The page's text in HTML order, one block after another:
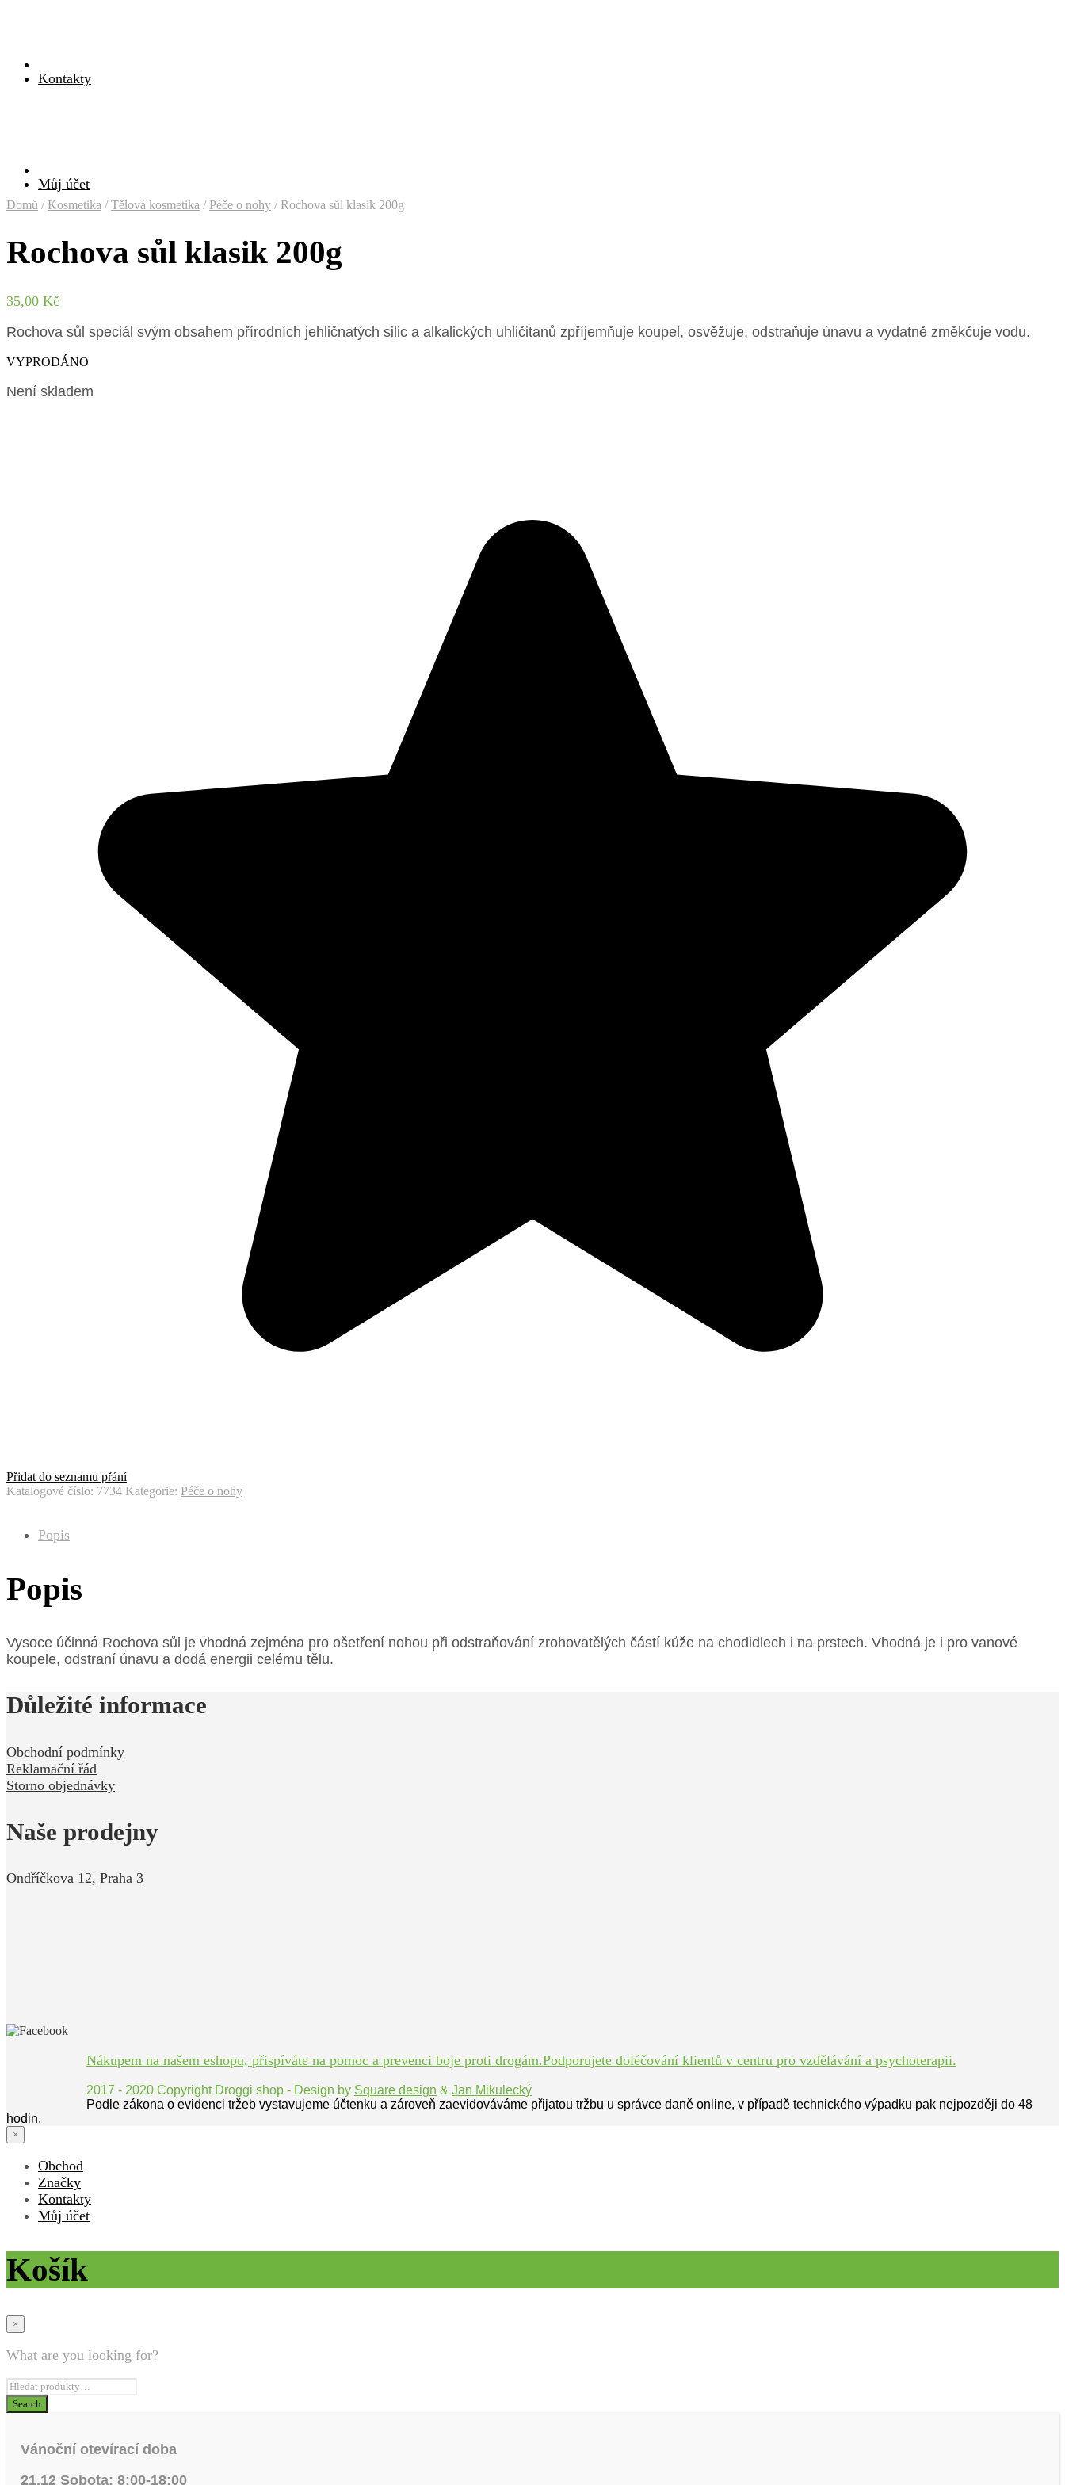
Kontakty
Můj účet
Domů / Kosmetika / Tělová kosmetika / Péče o nohy /Rochova sůl klasik 200g
Rochova sůl klasik 200g
35,00 Kč
Rochova sůl speciál svým obsahem přírodních jehličnatých silic a alkalických uhličitanů zpříjemňuje koupel, osvěžuje, odstraňuje únavu a vydatně změkčuje vodu.
VYPRODÁNO
Není skladem
Přidat do seznamu přání
Katalogové číslo: 7734 Kategorie: Péče o nohy
Popis
Popis
Vysoce účinná Rochova sůl je vhodná zejména pro ošetření nohou při odstraňování zrohovatělých částí kůže na chodidlech i na prstech. Vhodná je i pro vanové
koupele, odstraní únavu a dodá energii celému tělu.
Důležité informace
Obchodní podmínky
Reklamační řád
Storno objednávky
Naše prodejny
Ondříčkova 12, Praha 3
Nákupem na našem eshopu, přispíváte na pomoc a prevenci boje proti drogám.Podporujete doléčování klientů v centru pro vzdělávání a psychoterapii.
2017 - 2020 Copyright Droggi shop - Design by Square design & Jan Mikulecký
Podle zákona o evidenci tržeb vystavujeme účtenku a zároveň zaevidováváme přijatou tržbu u správce daně online, v případě technického výpadku pak nejpozději do 48
hodin.
×
Obchod
Značky
Kontakty
Můj účet
Košík
×
What are you looking for?
Vánoční otevírací doba
21.12 Sobota: 8:00-18:00